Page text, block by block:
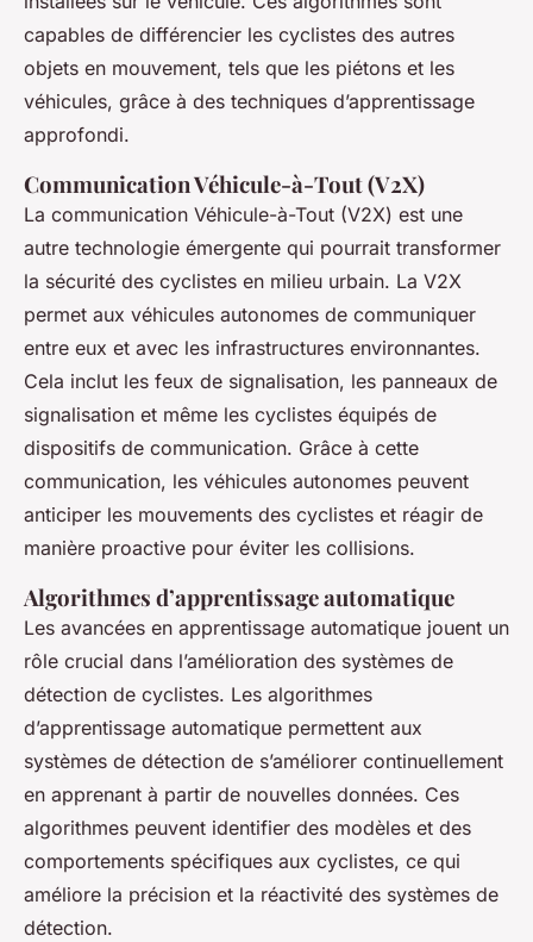
capables de différencier les cyclistes des autres
objets en mouvement, tels que les piétons et les
véhicules, grâce à des techniques d’apprentissage
approfondi.
Communication Véhicule-à-Tout (V2X)
La communication Véhicule-à-Tout (V2X) est une
autre technologie émergente qui pourrait transformer
la sécurité des cyclistes en milieu urbain. La V2X
permet aux véhicules autonomes de communiquer
entre eux et avec les infrastructures environnantes.
Cela inclut les feux de signalisation, les panneaux de
signalisation et même les cyclistes équipés de
dispositifs de communication. Grâce à cette
communication, les véhicules autonomes peuvent
anticiper les mouvements des cyclistes et réagir de
manière proactive pour éviter les collisions.
Algorithmes d’apprentissage automatique
Les avancées en apprentissage automatique jouent un
rôle crucial dans l’amélioration des systèmes de
détection de cyclistes. Les algorithmes
d’apprentissage automatique permettent aux
systèmes de détection de s’améliorer continuellement
en apprenant à partir de nouvelles données. Ces
algorithmes peuvent identifier des modèles et des
comportements spécifiques aux cyclistes, ce qui
améliore la précision et la réactivité des systèmes de
détection.